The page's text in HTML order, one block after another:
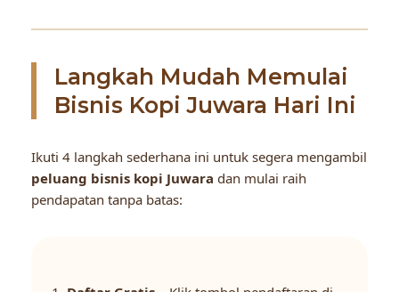
Langkah Mudah Memulai
Bisnis Kopi Juwara Hari Ini
Ikuti 4 langkah sederhana ini untuk segera mengambil
peluang bisnis kopi Juwara dan mulai raih
pendapatan tanpa batas: